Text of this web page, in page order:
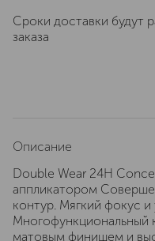
Сроки доставки будут
заказа
Описание
Double Wear 24H
аппликатором
контур. Мягкий фокус и
Многофункциональный
матовым финишем и